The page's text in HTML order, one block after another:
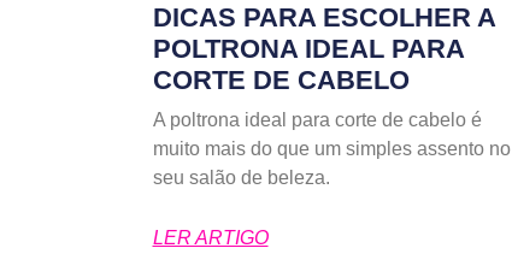
DICAS PARA ESCOLHER A
POLTRONA IDEAL PARA
CORTE DE CABELO
A poltrona ideal para corte de cabelo é
muito mais do que um simples assento no
seu salão de beleza.
LER ARTIGO